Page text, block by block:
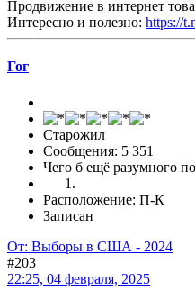
Продвижение в интернет
Интересно и полезно: https://
Гог
Старожил
Сообщения: 5 351
Чего б ещё разумного
Расположение: П-К
Записан
От: Выборы в США - 2024
#203
22:25, 04 февраля, 2025